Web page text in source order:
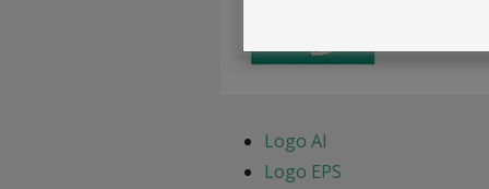
Logo AI
Logo EPS